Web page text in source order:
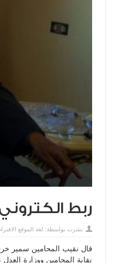
ربط
نشرت بواسطة: لغة الموقع
قال نقيب المحامين سمير
نقابة المحامين ووزارة